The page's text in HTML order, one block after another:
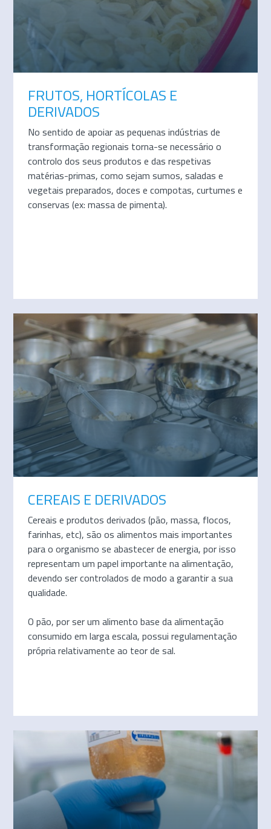
FRUTOS, HORTÍCOLAS E
DERIVADOS
No sentido de apoiar as pequenas indústrias de
transformação regionais torna-se necessário o
controlo dos seus produtos e das respetivas
matérias-primas, como sejam sumos, saladas e
vegetais preparados, doces e compotas, curtumes e
conservas (ex: massa de pimenta).
CEREAIS E DERIVADOS
Cereais e produtos derivados (pão, massa, flocos,
farinhas, etc), são os alimentos mais importantes
para o organismo se abastecer de energia, por isso
representam um papel importante na alimentação,
devendo ser controlados de modo a garantir a sua
qualidade.
O pão, por ser um alimento base da alimentação
consumido em larga escala, possui regulamentação
própria relativamente ao teor de sal.